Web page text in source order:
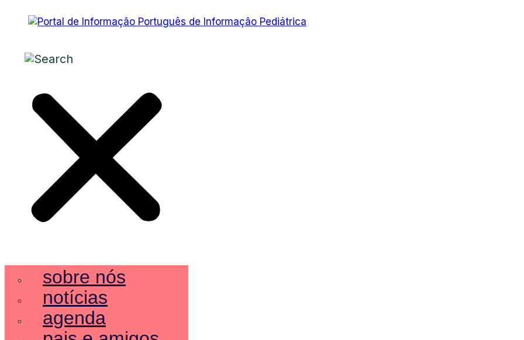
sobre nós
notícias
agenda